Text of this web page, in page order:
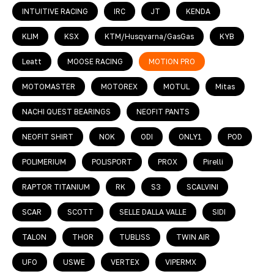
INTUITIVE RACING IRC JT KENDA
KLIM KSX KTM/Husqvarna/GasGas KYB
Leatt MOOSE RACING MOTION PRO
MOTOMASTER MOTOREX MOTUL Mitas
NACHI QUEST BEARINGS NEOFIT PANTS
NEOFIT SHIRT NOK ODI ONLY1 POD
POLIMERIUM POLISPORT PROX Pirelli
RAPTOR TITANIUM RK S3 SCALVINI
SCAR SCOTT SELLE DALLA VALLE SIDI
TALON THOR TUBLISS TWIN AIR
UFO USWE VERTEX VIPERMX